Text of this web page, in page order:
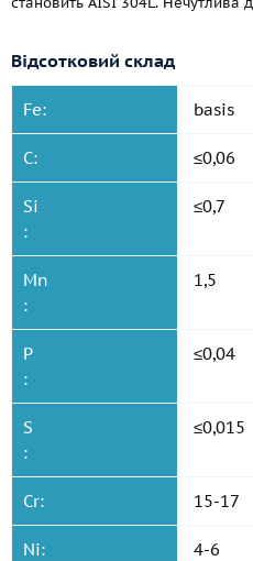
Відсотковий склад
Fe: basis
C: ≤0,06
Si
:
≤0,7
Mn
:
1,5
P
:
≤0,04
S
:
≤0,015
Cr: 15-17
Ni: 4-6